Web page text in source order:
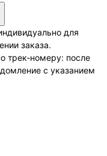
для
заказа.
трек-номеру: после
с указанием